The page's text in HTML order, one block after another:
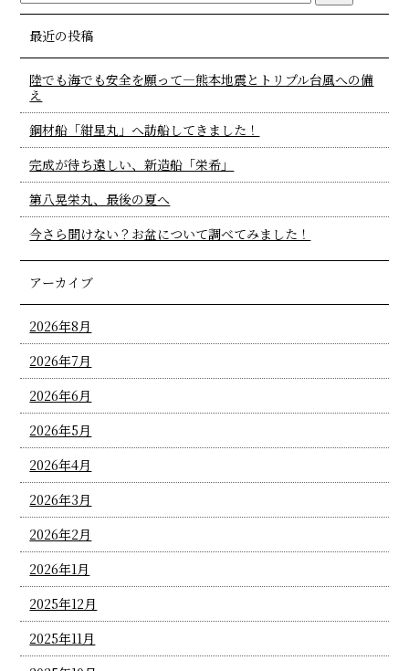
最近の投稿
陸でも海でも安全を願って―熊本地震とトリプル台風への備
え
鋼材船「紺星丸」へ訪船してきました！
完成が待ち遠しい、新造船「栄希」
第八晃栄丸、最後の夏へ
今さら聞けない？お盆について調べてみました！
アーカイブ
2026年8月
2026年7月
2026年6月
2026年5月
2026年4月
2026年3月
2026年2月
2026年1月
2025年12月
2025年11月